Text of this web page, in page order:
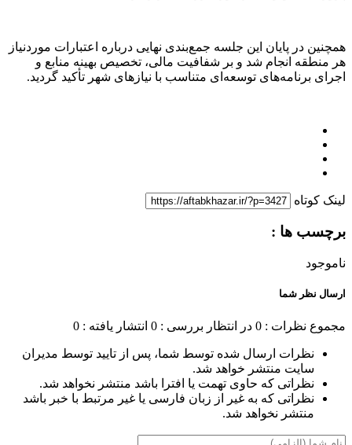
همچنین در پایان این جلسه جمع‌بندی نهایی درباره اعتبارات موردنیاز
هر منطقه انجام شد و بر شفافیت مالی، تخصیص بهینه منابع و
اجرای برنامه‌های توسعه‌ای متناسب با نیازهای شهر تأکید گردید.
لینک کوتاه
برچسب ها :
ناموجود
ارسال نظر شما
مجموع نظرات : 0 در انتظار بررسی : 0 انتشار یافته : 0
نظرات ارسال شده توسط شما، پس از تایید توسط مدیران
سایت منتشر خواهد شد.
نظراتی که حاوی تهمت یا افترا باشد منتشر نخواهد شد.
نظراتی که به غیر از زبان فارسی یا غیر مرتبط با خبر باشد
منتشر نخواهد شد.